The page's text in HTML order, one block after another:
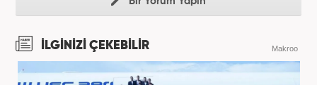
İLGİNİZİ ÇEKEBİLİR Makroo